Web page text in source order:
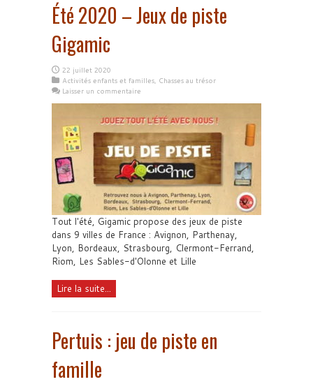
Été 2020 – Jeux de piste
Gigamic
22 juillet 2020
Activités enfants et familles, Chasses au trésor
Laisser un commentaire
Tout l'été, Gigamic propose des jeux de piste
dans 9 villes de France : Avignon, Parthenay,
Lyon, Bordeaux, Strasbourg, Clermont-Ferrand,
Riom, Les Sables-d'Olonne et Lille
Lire la suite...
Pertuis : jeu de piste en
famille